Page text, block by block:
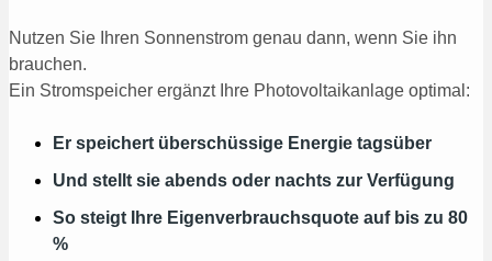
Nutzen Sie Ihren Sonnenstrom genau dann, wenn Sie ihn
brauchen.
Ein Stromspeicher ergänzt Ihre Photovoltaikanlage optimal:
Er speichert überschüssige Energie tagsüber
Und stellt sie abends oder nachts zur Verfügung
So steigt Ihre Eigenverbrauchsquote auf bis zu 80
%